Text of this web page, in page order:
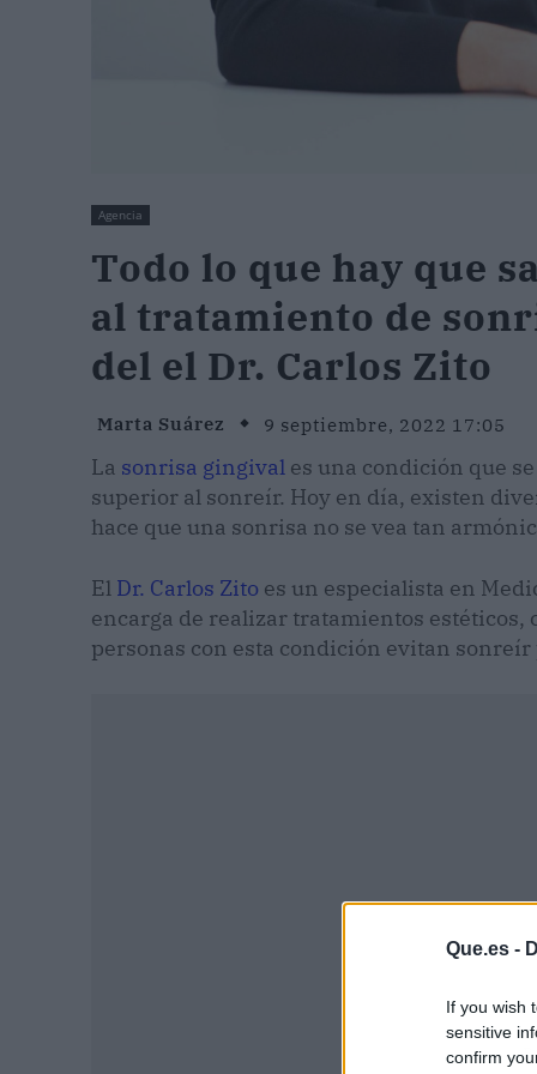
Que.es -
If you wish
sensitive
confirm
Agencia
Todo lo que hay que
al tratamiento de
del el Dr. Carlos Zito
Marta Suárez 9 septiembre, 2022 17:05
La sonrisa gingival es una condición que
superior al sonreír. Hoy en día, existen
hace que una sonrisa no se vea tan
El Dr. Carlos Zito es un especialista en
encarga de realizar tratamientos
personas con esta condición evitan